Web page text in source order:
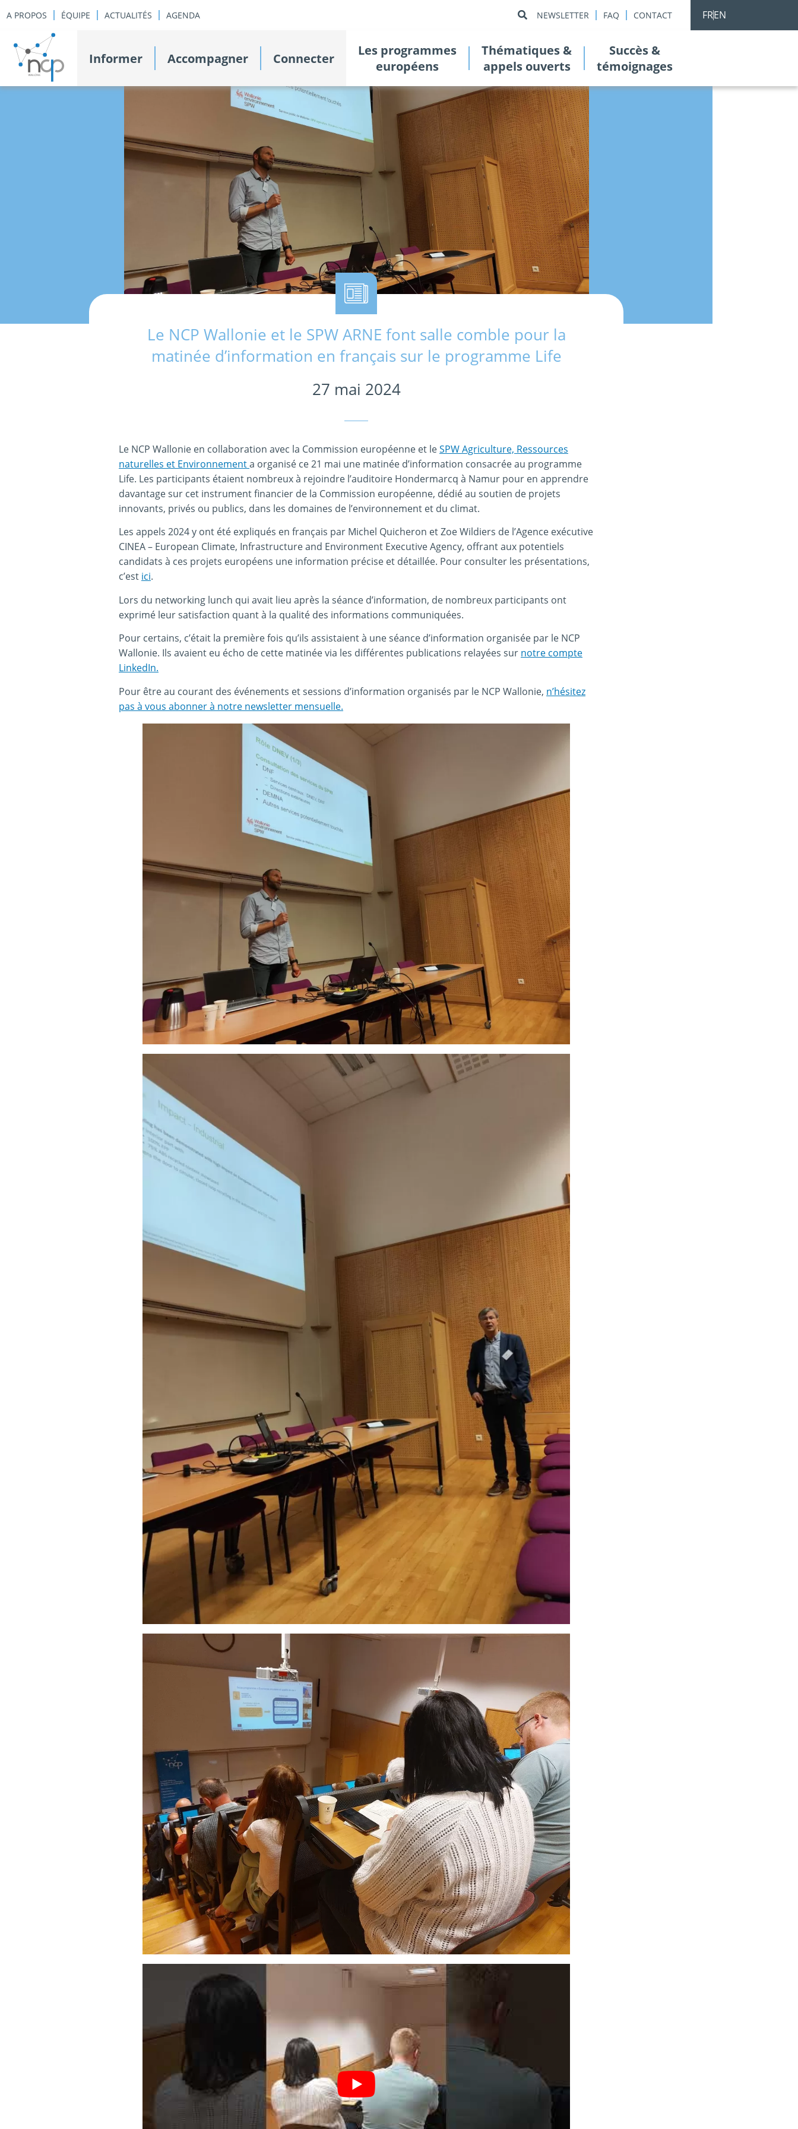
A PROPOS ÉQUIPE ACTUALITÉS AGENDA NEWSLETTER FAQ CONTACT FREN
Informer Accompagner Connecter
Les programmes
européens
Thématiques &
appels ouverts
Succès &
témoignages
Le NCP Wallonie et le SPW ARNE font salle comble pour la
matinée d’information en français sur le programme Life
27 mai 2024
Le NCP Wallonie en collaboration avec la Commission européenne et leSPW Agriculture, Ressources
naturelles et Environnementa organisé ce 21 mai une matinée d’information consacrée au programme
Life. Les participants étaient nombreux à rejoindre l’auditoire Hondermarcq à Namur pour en apprendre
davantage sur cet instrument financier de la Commission européenne, dédié au soutien de projets
innovants, privés ou publics, dans les domaines de l’environnement et du climat.
Les appels 2024 y ont été expliqués en français par Michel Quicheron et Zoe Wildiers de l’Agence exécutive
CINEA – European Climate, Infrastructure and Environment Executive Agency, offrant aux potentiels
candidats à ces projets européens une information précise et détaillée. Pour consulter les présentations,
c’est ici.
Lors du networking lunch qui avait lieu après la séance d’information, de nombreux participants ont
exprimé leur satisfaction quant à la qualité des informations communiquées.
Pour certains, c’était la première fois qu’ils assistaient à une séance d’information organisée par le NCP
Wallonie. Ils avaient eu écho de cette matinée via les différentes publications relayées sur notre compte
LinkedIn.
Pour être au courant des événements et sessions d’information organisés par le NCP Wallonie, n’hésitez
pas à vous abonner à notre newsletter mensuelle.